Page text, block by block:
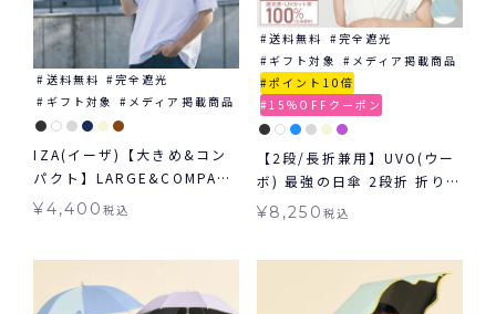
送料無料
完全遮光
ギフト対象
メディア掲載商品
IZA(イーザ)【大きめ&コン
パクト】LARGE&COMPACT
ラージ＆コンパクト日傘 折
¥4,400税込
送料無料
完全遮光
ギフト対象
メディア掲載商品
ポイント10倍
15%OFFクーポン
【2段/長折兼用】UVO(ウー
ボ) 最強の日傘 2段折 折りた
たみ 長傘 2way ミニ 完全
¥8,250 税込